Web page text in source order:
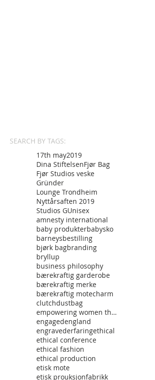
SEARCH BY TAGS:
17th may2019
Dina StiftelsenFjør Bag
Fjør Studios veske
Gründer
Lounge Trondheim
Nyttårsaften 2019
Studios GUnisex
amnesty international
baby produkterbabysko
barneysbestilling
bjørk bagbranding
bryllup
business philosophy
bærekraftig garderobe
bærekraftig merke
bærekraftig motecharm
clutchdustbag
empowering women through fashon
engagedengland
engravederfaringethical
ethical conference
ethical fashion
ethical production
etisk mote
etisk prouksjonfabrikk